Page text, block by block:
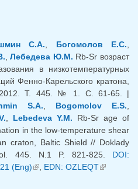
С.А., Богомолов Е.С.,
,Лебедева Ю.М. Rb-Sr возраст
в низкотемпературных
Фенно-Карельского кратона,
2012. Т. 445. № 1. С. 61-65. |
S.A., Bogomolov E.S.,
, Lebedeva Y.M. Rb-Sr age of
in the low-temperature shear
craton, Baltic Shield // Doklady
445. N.1 P. 821-825. DOI:
(Eng)(внешняя ссылка)
, EDN: OZLEQT(внешняя